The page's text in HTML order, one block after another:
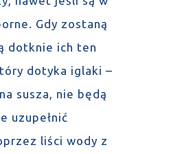
Gdy zostaną
dotknie ich ten
dotyka iglaki –
susza, nie będą
uzupełnić
liści wody z